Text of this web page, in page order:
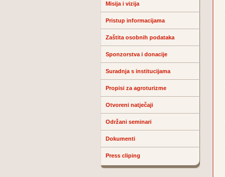
Misija i vizija
Pristup informacijama
Zaštita osobnih podataka
Sponzorstva i donacije
Suradnja s institucijama
Propisi za agroturizme
Otvoreni natječaji
Održani seminari
Dokumenti
Press cliping